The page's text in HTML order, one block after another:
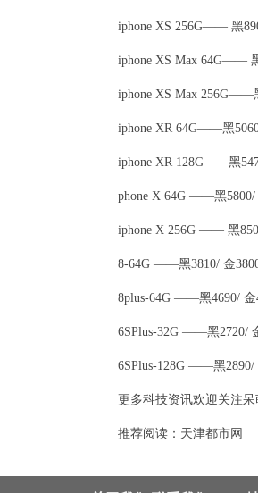
iphone XS 256G—— 黑
iphone XS Max 64G——
iphone XS Max 256G——
iphone XR 64G——黑
iphone XR 128G——黑
phone X 64G ——黑5800/
iphone X 256G —— 黑
8-64G ——黑3810/ 金
8plus-64G ——黑4690/ 金
6SPlus-32G ——黑2720/
6SPlus-128G ——黑2890/
更多科技资讯欢迎关注呆
推荐阅读： 天津都市网